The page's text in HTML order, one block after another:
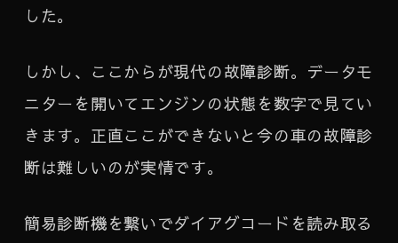
した。
しかし、ここからが現代の故障診断。データモ
ニターを開いてエンジンの状態を数字で見てい
きます。正直ここができないと今の車の故障診
断は難しいのが実情です。
簡易診断機を繋いでダイアグコードを読み取る